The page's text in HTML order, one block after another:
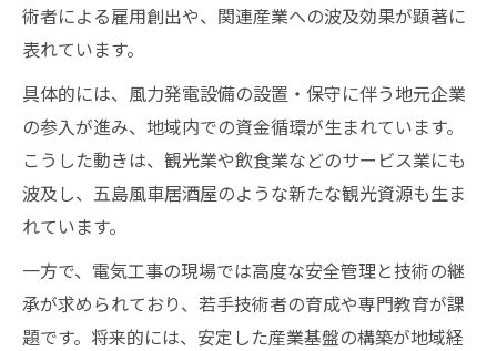
術者による雇用創出や、関連産業への波及効果が顕著に
表れています。
具体的には、風力発電設備の設置・保守に伴う地元企業
の参入が進み、地域内での資金循環が生まれています。
こうした動きは、観光業や飲食業などのサービス業にも
波及し、五島風車居酒屋のような新たな観光資源も生ま
れています。
一方で、電気工事の現場では高度な安全管理と技術の継
承が求められており、若手技術者の育成や専門教育が課
題です。将来的には、安定した産業基盤の構築が地域経